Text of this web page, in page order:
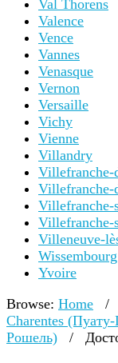
Val Thorens
Valence
Vence
Vannes
Venasque
Vernon
Versaille
Vichy
Vienne
Villandry
Villefranche-
Villefranche-
Villefranche-
Villefranche-
Villeneuve-
Wissembourg
Yvoire
Browse: Home /
Charentes
Рошель)
/